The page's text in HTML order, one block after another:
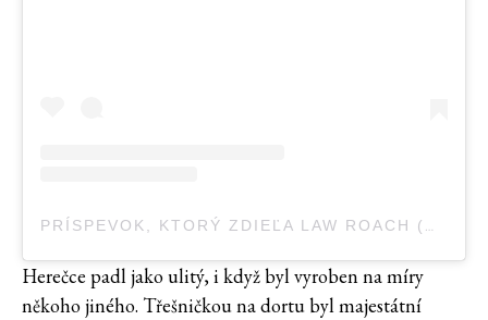
PRÍSPEVOK, KTORÝ ZDIEĽA LAW ROACH (@LUXURYLAW)
Herečce padl jako ulitý, i když byl vyroben na míry
někoho jiného. Třešničkou na dortu byl majestátní